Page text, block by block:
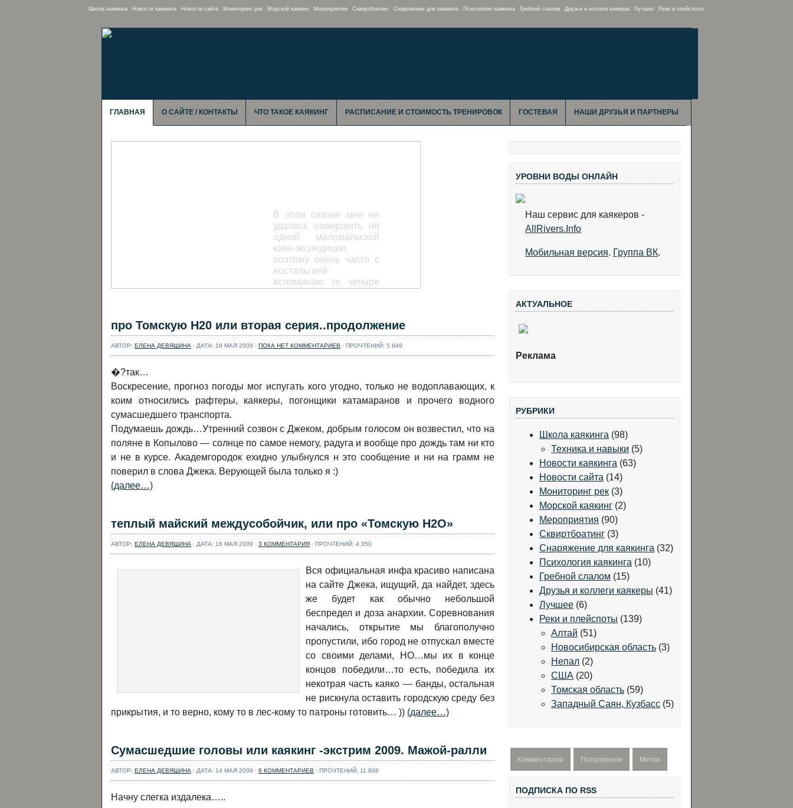
Школа каякинга Новости каякинга Новости сайта Мониторинг рек Морской каякинг Мероприятия Сквиртбоатинг Снаряжение для каякинга Психология каякинга Гребной слалом Друзья и коллеги каякеры Лучшее Реки и плейспоты
ГЛАВНАЯ О САЙТЕ / КОНТАКТЫ ЧТО ТАКОЕ КАЯКИНГ РАСПИСАНИЕ И СТОИМОСТЬ ТРЕНИРОВОК ГОСТЕВАЯ НАШИ ДРУЗЬЯ И ПАРТНЕРЫ
В этом сезоне мне не
удалось совершить ни
одной маломальской
каяк-экспедиции,
поэтому очень часто с
ностальгией
вспоминаю те четыре
посчастливились нам с
...Далее...
Адский каньон
Змеиной реки
Часто самые хорошие
Сидишь себе на кухне,
пьешь чай, а очередная
подкрадывается к тебе.
На этот раз авантюра
подкралась в виде
письма от милой
японочки ... Далее...
Спасработы на
id="attachment_3043"
align="alignnone"
width="615"] Хорошо
как клюет то сегодня.
[/caption] 16-17 Апреля
2016 на Ушайке возле
Академгородка пройдут
соревнования по
спасработам на воде
Левашникова. Можно
участвовать на
катамаранах и каяках.
Этапы ...Далее...
Буря в стакане 2016.
Полиэтиленовый
id="attachment_7126"
align="alignnone"
width="604"] Буря в
стакане. Вид сверху.
пост. Постараюсь
кратко, но
информативно. Общее
Как разместить в
про Томскую Н20 или вторая серия..продолжение
АВТОР: ЕЛЕНА ДЕВЯШИНА · ДАТА: 18 МАЯ 2009 · ПОКА НЕТ КОММЕНТАРИЕВ · ПРОЧТЕНИЙ: 5 849
�?так…
Воскресение, прогноз погоды мог испугать кого угодно, только не водоплавающих, к
коим относились рафтеры, каякеры, погонщики катамаранов и прочего водного
сумасшедшего транспорта.
Подумаешь дождь…Утренний созвон с Джеком, добрым голосом он возвестил, что на
поляне в Копылово — солнце по самое немогу, радуга и вообще про дождь там ни кто
и не в курсе. Академгородок ехидно улыбнулся н это сообщение и ни на грамм не
поверил в слова Джека. Верующей была только я :)
(далее…)
теплый майский междусобойчик, или про «Томскую Н2О»
АВТОР: ЕЛЕНА ДЕВЯШИНА · ДАТА: 16 МАЯ 2009 · 3 КОММЕНТАРИЯ · ПРОЧТЕНИЙ: 4 350
Вся официальная инфа красиво написана
на сайте Джека, ищущий, да найдет, здесь
же будет как обычно небольшой
беспредел и доза анархии. Соревнования
начались, открытие мы благополучно
пропустили, ибо город не отпускал вместе
со своими делами, НО…мы их в конце
концов победили…то есть, победила их
некотрая часть каяко — банды, остальная
не рискнула оставить городскую среду без
прикрытия, и то верно, кому то в лес-кому то патроны готовить… )) (далее…)
Сумасшедшие головы или каякинг -экстрим 2009. Мажой-ралли
АВТОР: ЕЛЕНА ДЕВЯШИНА · ДАТА: 14 МАЯ 2009 · 6 КОММЕНТАРИЕВ · ПРОЧТЕНИЙ: 11 808
Начну слегка издалека…..
УРОВНИ ВОДЫ ОНЛАЙН
Наш сервис для каякеров -
AllRivers.Info
Мобильная версия. Группа ВК.
АКТУАЛЬНОЕ
Реклама
РУБРИКИ
Школа каякинга (98)
Техника и навыки (5)
Новости каякинга (63)
Новости сайта (14)
Мониторинг рек (3)
Морской каякинг (2)
Мероприятия (90)
Сквиртбоатинг (3)
Снаряжение для каякинга (32)
Психология каякинга (10)
Гребной слалом (15)
Друзья и коллеги каякеры (41)
Лучшее (6)
Реки и плейспоты (139)
Алтай (51)
Новосибирская область (3)
Непал (2)
США (20)
Томская область (59)
Западный Саян, Кузбасс (5)
Комментарии Популярное Метки
ПОДПИСКА ПО RSS